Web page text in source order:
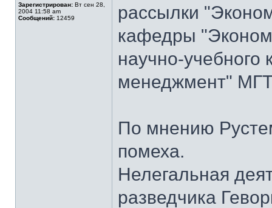
Зарегистрирован: Вт сен 28,
2004 11:58 am
Сообщений: 12459
рассылки
кафедры
научно-
менеджмент"
По мнению
помеха.
Нелегальная
разведчика